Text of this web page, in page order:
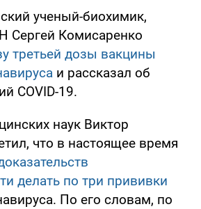
ученый-биохимик,
Сергей Комисаренко
третьей дозы вакцины
и рассказал об
COVID-19.
наук Виктор
что в настоящее время
делать по три прививки
По его словам, по